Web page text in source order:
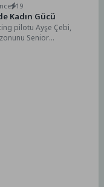
19
Kadın Gücü
pilotu Ayşe Çebi,
Senior